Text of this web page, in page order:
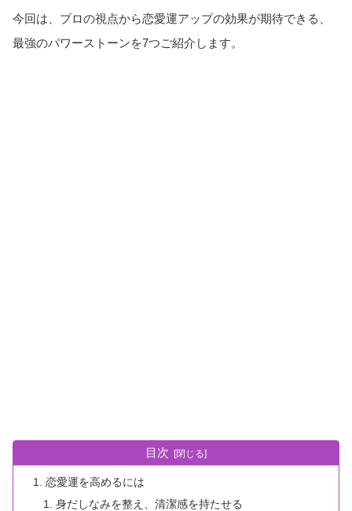
今回は、プロの視点から恋愛運アップの効果が期待できる、
最強のパワーストーンを7つご紹介します。
目次
恋愛運を高めるには
身だしなみを整え、清潔感を持たせる